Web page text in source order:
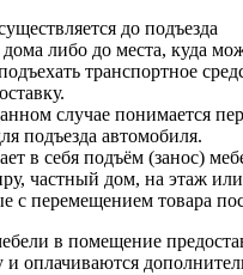
до подъезда
либо до места, куда
транспортное
случае понимается
подъезда автомобиля.
в себя подъём (занос)
частный дом, на этаж
с перемещением товара
в помещение
и оплачиваются